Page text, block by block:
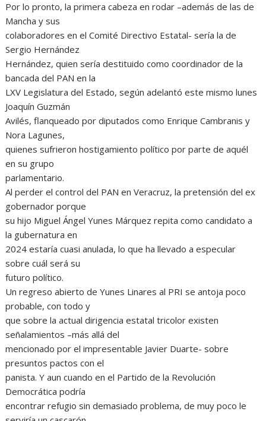
Por lo pronto, la primera cabeza en rodar –además de las de
Mancha y sus
colaboradores en el Comité Directivo Estatal- sería la de
Sergio Hernández
Hernández, quien sería destituido como coordinador de la
bancada del PAN en la
LXV Legislatura del Estado, según adelantó este mismo lunes
Joaquín Guzmán
Avilés, flanqueado por diputados como Enrique Cambranis y
Nora Lagunes,
quienes sufrieron hostigamiento político por parte de aquél
en su grupo
parlamentario.
Al perder el control del PAN en Veracruz, la pretensión del ex
gobernador porque
su hijo Miguel Ángel Yunes Márquez repita como candidato a
la gubernatura en
2024 estaría cuasi anulada, lo que ha llevado a especular
sobre cuál será su
futuro político.
Un regreso abierto de Yunes Linares al PRI se antoja poco
probable, con todo y
que sobre la actual dirigencia estatal tricolor existen
señalamientos –más allá del
mencionado por el impresentable Javier Duarte- sobre
presuntos pactos con el
panista. Y aun cuando en el Partido de la Revolución
Democrática podría
encontrar refugio sin demasiado problema, de muy poco le